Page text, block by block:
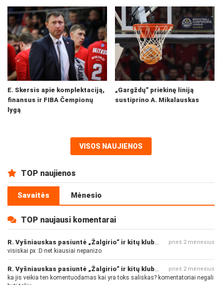
E. Skersis apie komplektaciją,
finansus ir FIBA Čempionų
lygą
„Gargždų“ priekinę liniją
sustiprino A. Mikalauskas
VISOS NAUJIENOS
TOP naujienos
Savaitės Mėnesio
TOP naujausi komentarai
prieš 2 mėnesius
visiskai px :D net kiausiai nepanizo
prieš 2 mėnesius
ka jis veikia ten komentuodamas kai yra toks saliskas? komentatoriai negali